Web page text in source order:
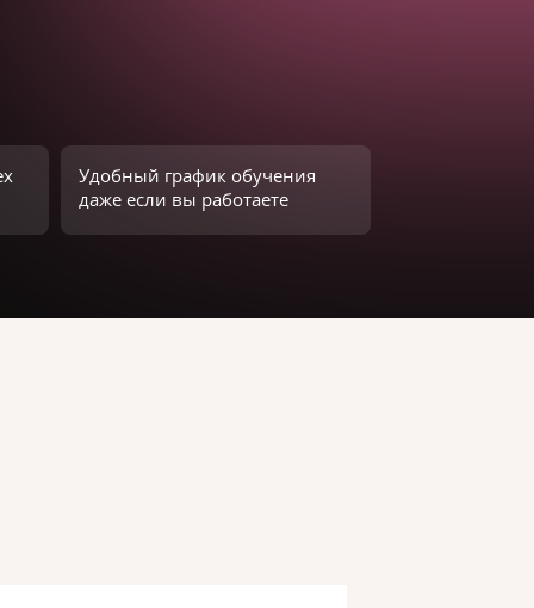
Удобный график обучения
даже если вы работаете